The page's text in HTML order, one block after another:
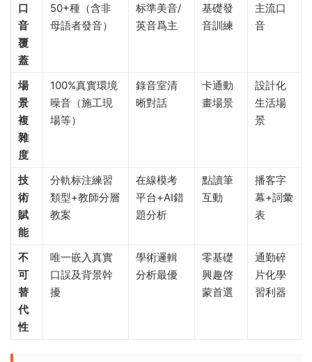
​口
音
覆
蓋​
50+種（含非
母語者發音）
标準美音/
英音爲主
基礎發
音訓練
主流口
音
​場
景
複
雜
度​
100%真實環境
噪音（施工現
場等）
錄音室清
晰對話
卡通動
畫場景
設計化
生活場
景
​技
術
賦
能​
分軌标注練習
類型+教師分層
教案
在線模考
平台+AI錯
題分析
點讀筆
互動
播客字
幕+詞彙
表
​不
可
替
代
性​
唯一嵌入真實
口誤及背景幹
擾
學術邏輯
分析最優
零基礎
興趣啓
蒙首選
通勤碎
片化學
習利器